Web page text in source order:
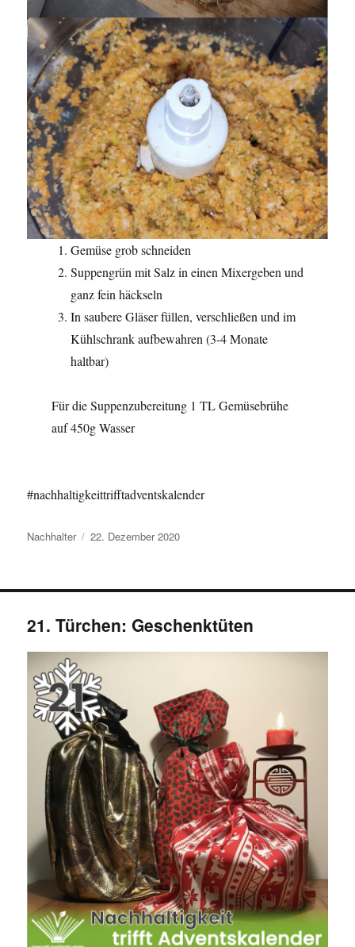
Gemüse grob schneiden
Suppengrün mit Salz in einen Mixergeben und
ganz fein häckseln
In saubere Gläser füllen, verschließen und im
Kühlschrank aufbewahren (3-4 Monate
haltbar)
Für die Suppenzubereitung 1 TL Gemüsebrühe
auf 450g Wasser
#nachhaltigkeittrifftadventskalender
Autor
Nachhalter
Veröffentlicht
22. Dezember 2020
21. Türchen: Geschenktüten